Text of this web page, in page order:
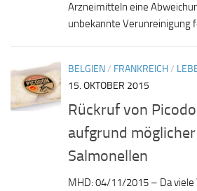
Arzneimitteln eine
unbekannte Verunreinigung
BELGIEN/ FRANKREICH/
15. OKTOBER 2015
Rückruf von
aufgrund
Salmonellen
MHD: 04/11/2015 – Da viele